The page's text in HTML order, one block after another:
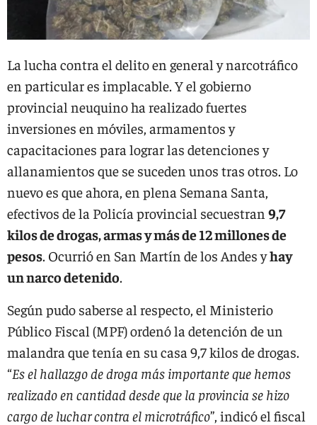
La lucha contra el delito en general y narcotráfico
en particular es implacable. Y el gobierno
provincial neuquino ha realizado fuertes
inversiones en móviles, armamentos y
capacitaciones para lograr las detenciones y
allanamientos que se suceden unos tras otros. Lo
nuevo es que ahora, en plena Semana Santa,
efectivos de la Policía provincial secuestran 9,7
kilos de drogas, armas y más de 12 millones de
pesos. Ocurrió en San Martín de los Andes yhay
un narco detenido.
Según pudo saberse al respecto, el Ministerio
Público Fiscal (MPF) ordenó la detención de un
malandra que tenía en su casa 9,7 kilos de drogas.
“Es el hallazgo de droga más importante que hemos
realizado en cantidad desde que la provincia se hizo
cargo de luchar contra el microtráfico”, indicó el fiscal